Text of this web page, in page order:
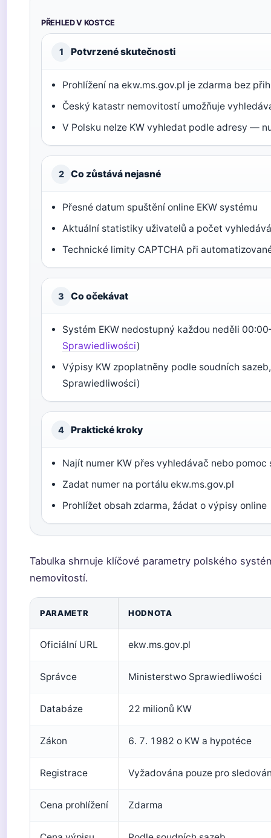
PŘEHLED V KOSTCE
1 Potvrzené skutečnosti
Prohlížení na ekw.ms.gov.pl je zdarma bez
Český katastr nemovitostí umožňuje
V Polsku nelze KW vyhledat podle adresy —
2 Co zůstává nejasné
Přesné datum spuštění online EKW systému
Aktuální statistiky uživatelů a počet
Technické limity CAPTCHA při
3 Co očekávat
Systém EKW nedostupný každou neděli
Sprawiedliwości)
Výpisy KW zpoplatněny podle soudních
Sprawiedliwości)
4 Praktické kroky
Najít numer KW přes vyhledávač nebo pomoc
Zadat numer na portálu ekw.ms.gov.pl
Prohlížet obsah zdarma, žádat o výpisy online
Tabulka shrnuje klíčové parametry polského
nemovitostí.
PARAMETR HODNOTA
Oficiální URL ekw.ms.gov.pl
Správce Ministerstwo Sprawiedliwości
Databáze 22 milionů KW
Zákon 6. 7. 1982 o KW a hypotéce
Registrace Vyžadována pouze pro
Cena prohlížení Zdarma